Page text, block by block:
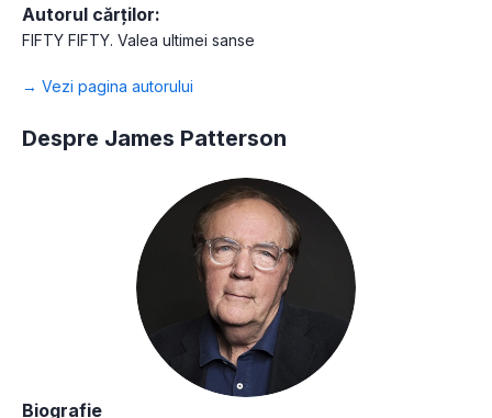
Autorul cărților:
FIFTY FIFTY. Valea ultimei sanse
→ Vezi pagina autorului
Despre James Patterson
Biografie